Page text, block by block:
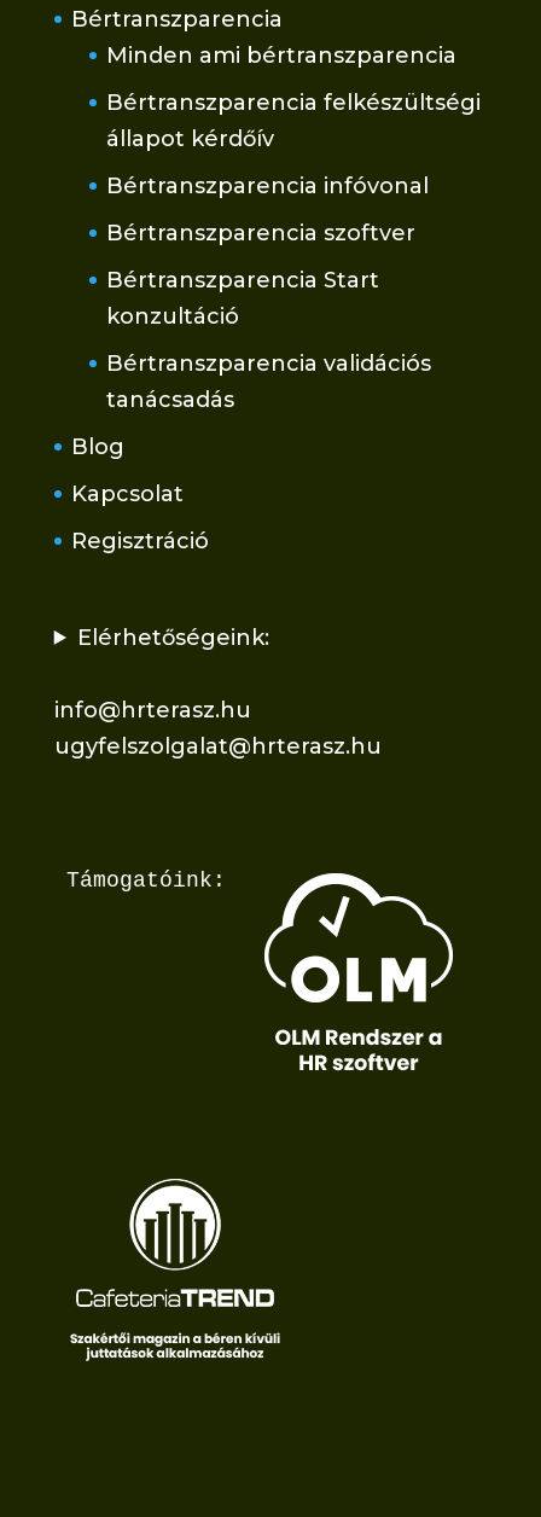
Bértranszparencia
Minden ami bértranszparencia
Bértranszparencia felkészültségi
állapot kérdőív
Bértranszparencia infóvonal
Bértranszparencia szoftver
Bértranszparencia Start
konzultáció
Bértranszparencia validációs
tanácsadás
Blog
Kapcsolat
Regisztráció
Elérhetőségeink:
info@hrterasz.hu
ugyfelszolgalat@hrterasz.hu
Támogatóink: